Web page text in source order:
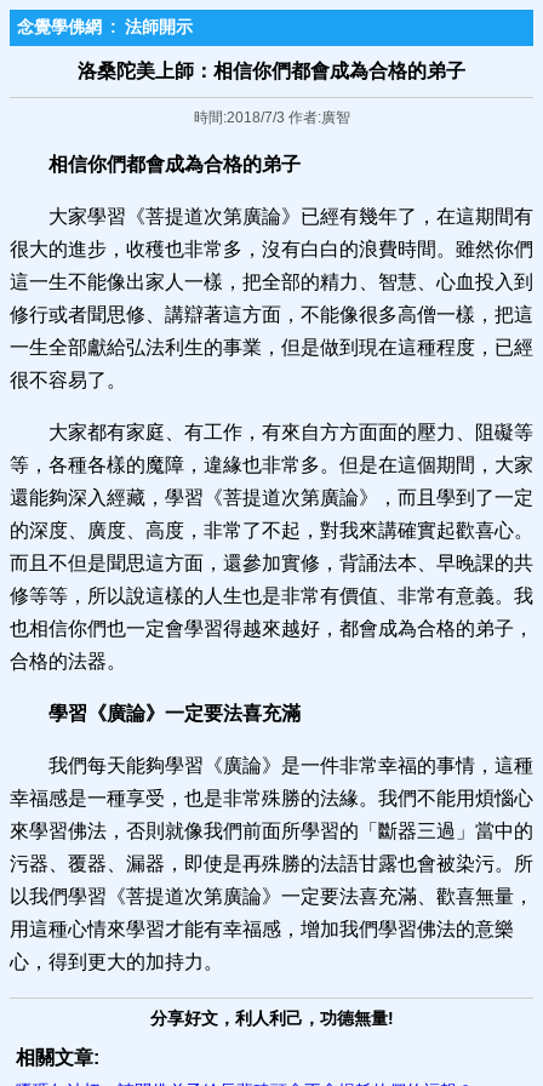
念覺學佛網 : 法師開示
洛桑陀美上師：相信你們都會成為合格的弟子
時間:2018/7/3 作者:廣智
相信你們都會成為合格的弟子
大家學習《菩提道次第廣論》已經有幾年了，在這期間有
很大的進步，收穫也非常多，沒有白白的浪費時間。雖然你們
這一生不能像出家人一樣，把全部的精力、智慧、心血投入到
修行或者聞思修、講辯著這方面，不能像很多高僧一樣，把這
一生全部獻給弘法利生的事業，但是做到現在這種程度，已經
很不容易了。
大家都有家庭、有工作，有來自方方面面的壓力、阻礙等
等，各種各樣的魔障，違緣也非常多。但是在這個期間，大家
還能夠深入經藏，學習《菩提道次第廣論》，而且學到了一定
的深度、廣度、高度，非常了不起，對我來講確實起歡喜心。
而且不但是聞思這方面，還參加實修，背誦法本、早晚課的共
修等等，所以說這樣的人生也是非常有價值、非常有意義。我
也相信你們也一定會學習得越來越好，都會成為合格的弟子，
合格的法器。
學習《廣論》一定要法喜充滿
我們每天能夠學習《廣論》是一件非常幸福的事情，這種
幸福感是一種享受，也是非常殊勝的法緣。我們不能用煩惱心
來學習佛法，否則就像我們前面所學習的「斷器三過」當中的
污器、覆器、漏器，即使是再殊勝的法語甘露也會被染污。所
以我們學習《菩提道次第廣論》一定要法喜充滿、歡喜無量，
用這種心情來學習才能有幸福感，增加我們學習佛法的意樂
心，得到更大的加持力。
分享好文，利人利己，功德無量!
相關文章: